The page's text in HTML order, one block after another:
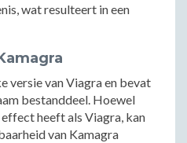
wat resulteert in een
versie van Viagra en bevat
bestanddeel. Hoewel
heeft als Viagra, kan
van Kamagra